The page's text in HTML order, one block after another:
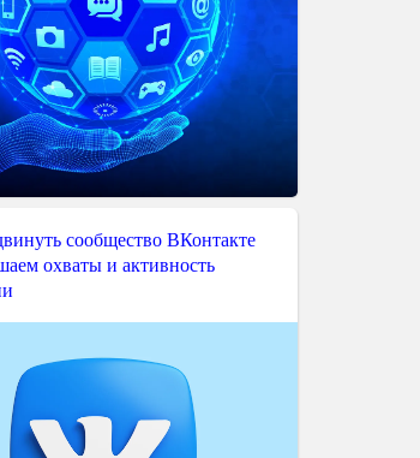
сообщество ВКонтакте
охваты и активность